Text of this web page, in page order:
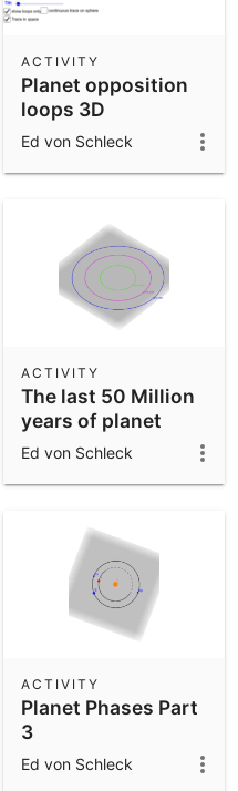
Planet opposition
loops 3D
ACTIVITY
Ed von Schleck
The last 50 Million
years of planet
Earth
ACTIVITY
Ed von Schleck
Planet Phases Part
3
ACTIVITY
Ed von Schleck